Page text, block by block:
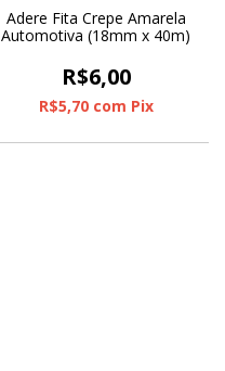
Adere Fita Crepe Amarela
Automotiva (18mm x 40m)
R$6,00
R$5,70 com Pix